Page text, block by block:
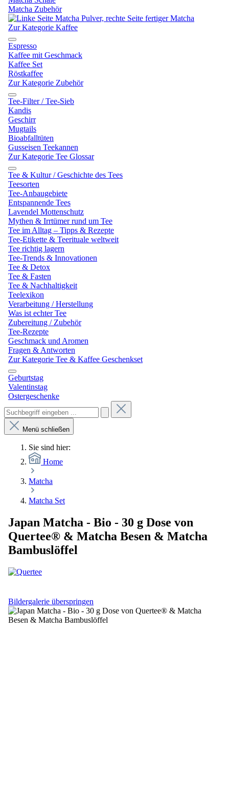
Matcha Zubehör
Zur Kategorie Kaffee
Espresso
Kaffee mit Geschmack
Kaffee Set
Röstkaffee
Zur Kategorie Zubehör
Tee-Filter / Tee-Sieb
Kandis
Geschirr
Mugtails
Bioabfalltüten
Gusseisen Teekannen
Zur Kategorie Tee Glossar
Tee & Kultur / Geschichte des Tees
Teesorten
Tee-Anbaugebiete
Entspannende Tees
Lavendel Mottenschutz
Mythen & Irrtümer rund um Tee
Tee im Alltag – Tipps & Rezepte
Tee-Etikette & Teerituale weltweit
Tee richtig lagern
Tee-Trends & Innovationen
Tee & Detox
Tee & Fasten
Tee & Nachhaltigkeit
Teelexikon
Verarbeitung / Herstellung
Was ist echter Tee
Zubereitung / Zubehör
Tee-Rezepte
Geschmack und Aromen
Fragen & Antworten
Zur Kategorie Tee & Kaffee Geschenkset
Geburtstag
Valentinstag
Ostergeschenke
Menü schließen
Sie sind hier:
Home
Matcha
Matcha Set
Japan Matcha - Bio - 30 g Dose von
Quertee® & Matcha Besen & Matcha
Bambuslöffel
Bildergalerie überspringen